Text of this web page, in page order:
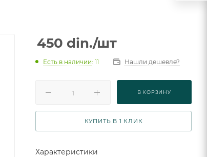
450 din./шт
Есть в наличии: 11 Нашли дешевле?
В КОРЗИНУ
КУПИТЬ В 1 КЛИК
Характеристики